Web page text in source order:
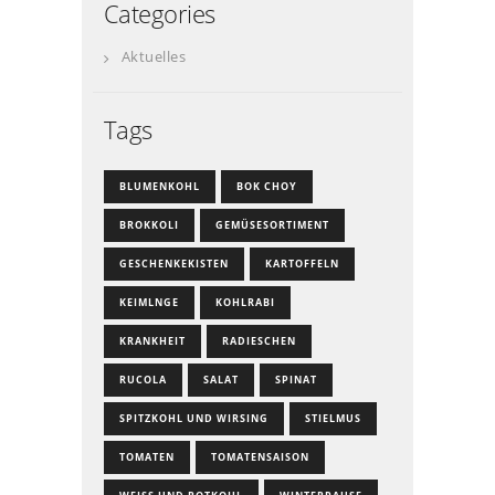
Categories
Aktuelles
Tags
BLUMENKOHL BOK CHOY
BROKKOLI GEMÜSESORTIMENT
GESCHENKEKISTEN KARTOFFELN
KEIMLNGE KOHLRABI
KRANKHEIT RADIESCHEN
RUCOLA SALAT SPINAT
SPITZKOHL UND WIRSING STIELMUS
TOMATEN TOMATENSAISON